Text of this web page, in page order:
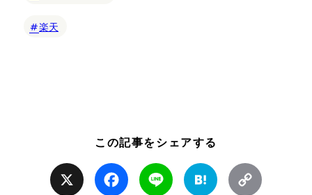
楽天
この記事をシェアする
Facebook Line Hatena